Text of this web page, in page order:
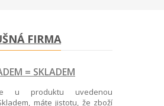
FIRMA
= SKLADEM
u produktu uvedenou
máte jistotu, že zboží